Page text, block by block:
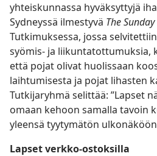
yhteiskunnassa hyväksyttyjä
Sydneyssä ilmestyvä The
Tutkimuksessa, jossa
syömis- ja liikuntatottumuksia,
että pojat olivat huolissaan
laihtumisesta ja pojat lihasten
Tutkijaryhmä selittää: ”Lapset
omaan kehoon samalla tavoin
yleensä tyytymätön
Lapset verkko-ostoksilla